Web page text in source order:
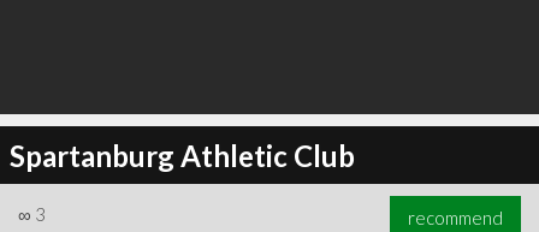
Spartanburg Athletic Club
∞ 3 recommend